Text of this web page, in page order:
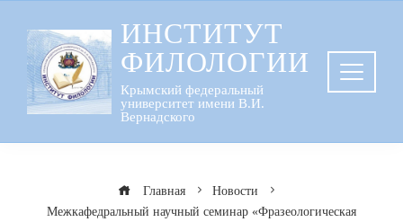
содержанию
ИНСТИТУТ
ФИЛОЛОГИИ
Крымский федеральный
университет имени В.И.
Вернадского
Главная
Новости
Межкафедральный научный семинар «Фразеологическая